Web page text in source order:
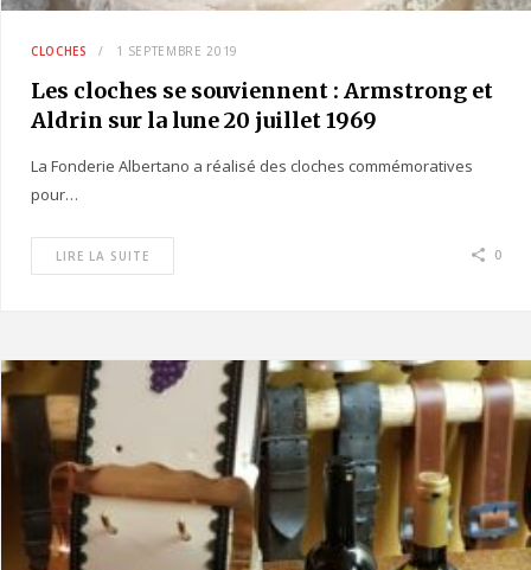
CLOCHES 1 SEPTEMBRE 2019
Les cloches se souviennent : Armstrong et
Aldrin sur la lune 20 juillet 1969
La Fonderie Albertano a réalisé des cloches commémoratives
pour…
LIRE LA SUITE 0